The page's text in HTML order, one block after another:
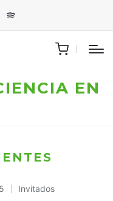
Spotify
EN
Publicado
Invitados